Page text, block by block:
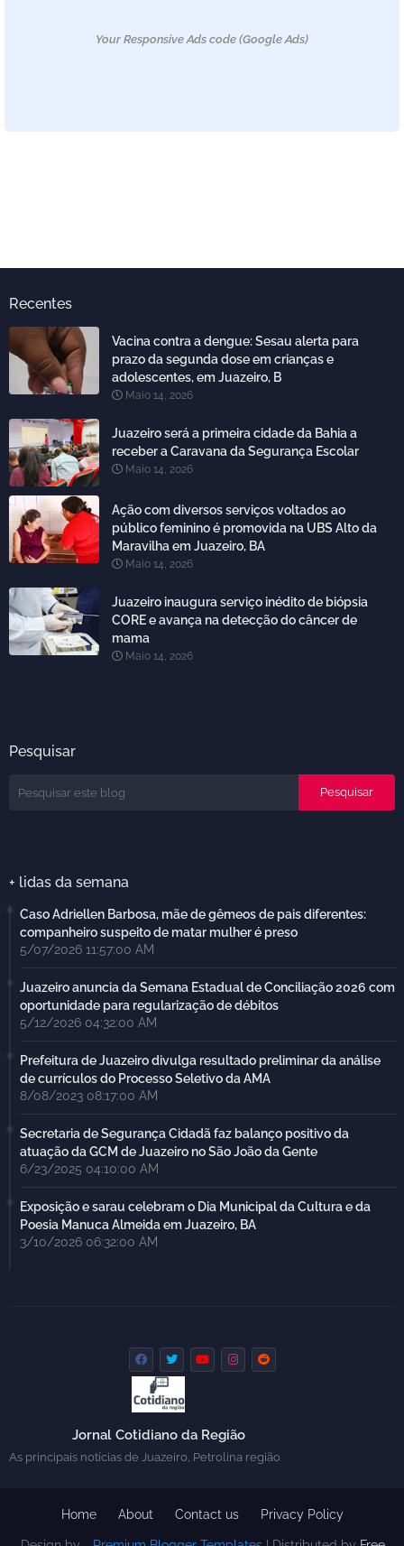
Your Responsive Ads code (Google Ads)
Recentes
Vacina contra a dengue: Sesau alerta para
prazo da segunda dose em crianças e
adolescentes, em Juazeiro, B
Maio 14, 2026
Juazeiro será a primeira cidade da Bahia a
receber a Caravana da Segurança Escolar
Maio 14, 2026
Ação com diversos serviços voltados ao
público feminino é promovida na UBS Alto da
Maravilha em Juazeiro, BA
Maio 14, 2026
Juazeiro inaugura serviço inédito de biópsia
CORE e avança na detecção do câncer de
mama
Maio 14, 2026
Pesquisar
+ lidas da semana
Caso Adriellen Barbosa, mãe de gêmeos de pais diferentes:
companheiro suspeito de matar mulher é preso
5/07/2026 11:57:00 AM
Juazeiro anuncia da Semana Estadual de Conciliação 2026 com
oportunidade para regularização de débitos
5/12/2026 04:32:00 AM
Prefeitura de Juazeiro divulga resultado preliminar da análise
de currículos do Processo Seletivo da AMA
8/08/2023 08:17:00 AM
Secretaria de Segurança Cidadã faz balanço positivo da
atuação da GCM de Juazeiro no São João da Gente
6/23/2025 04:10:00 AM
Exposição e sarau celebram o Dia Municipal da Cultura e da
Poesia Manuca Almeida em Juazeiro, BA
3/10/2026 06:32:00 AM
Jornal Cotidiano da Região
As principais notícias de Juazeiro, Petrolina região
Home About Contact us Privacy Policy